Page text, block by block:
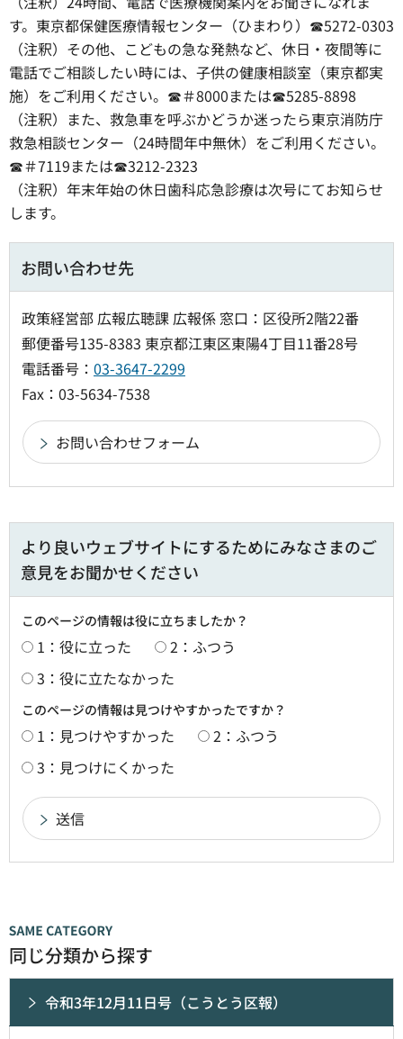
す。東京都保健医療情報センター（ひまわり）☎5272-0303
（注釈）その他、こどもの急な発熱など、休日・夜間等に
電話でご相談したい時には、子供の健康相談室（東京都実
施）をご利用ください。☎＃8000または☎5285-8898
（注釈）また、救急車を呼ぶかどうか迷ったら東京消防庁
救急相談センター（24時間年中無休）をご利用ください。
☎＃7119または☎3212-2323
（注釈）年末年始の休日歯科応急診療は次号にてお知らせ
します。
お問い合わせ先
政策経営部 広報広聴課 広報係 窓口：区役所2階22番
郵便番号135-8383 東京都江東区東陽4丁目11番28号
電話番号： 03-3647-2299
Fax：03-5634-7538
より良いウェブサイトにするためにみなさまのご
意見をお聞かせください
このページの情報は役に立ちましたか？
1：役に立った
2：ふつう
3：役に立たなかった
このページの情報は見つけやすかったですか？
1：見つけやすかった
2：ふつう
3：見つけにくかった
同じ分類から探す
令和3年12月11日号（こうとう区報）